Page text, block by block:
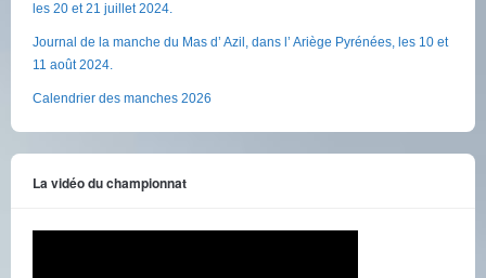
les 20 et 21 juillet 2024.
Journal de la manche du Mas d’ Azil, dans l’ Ariège Pyrénées, les 10 et
11 août 2024.
Calendrier des manches 2026
La vidéo du championnat